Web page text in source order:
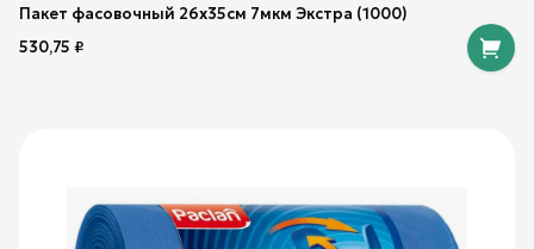
Пакет фасовочный 26х35см 7мкм Экстра (1000)
530,75 ₽